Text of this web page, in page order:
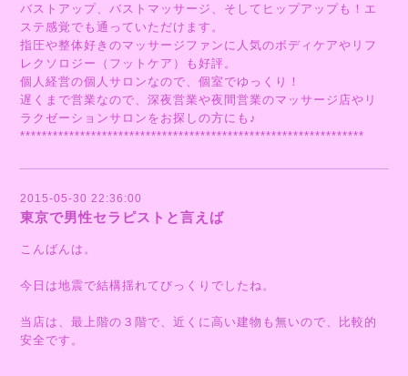
バストアップ、バストマッサージ、そしてヒップアップも！エ
ステ感覚でも通っていただけます。
指圧や整体好きのマッサージファンに人気のボディケアやリフ
レクソロジー（フットケア）も好評。
個人経営の個人サロンなので、個室でゆっくり！
遅くまで営業なので、深夜営業や夜間営業のマッサージ店やリ
ラクゼーションサロンをお探しの方にも♪
***************************************************************
2015-05-30 22:36:00
東京で男性セラピストと言えば
こんばんは。
今日は地震で結構揺れてびっくりでしたね。
当店は、最上階の３階で、近くに高い建物も無いので、比較的
安全です。